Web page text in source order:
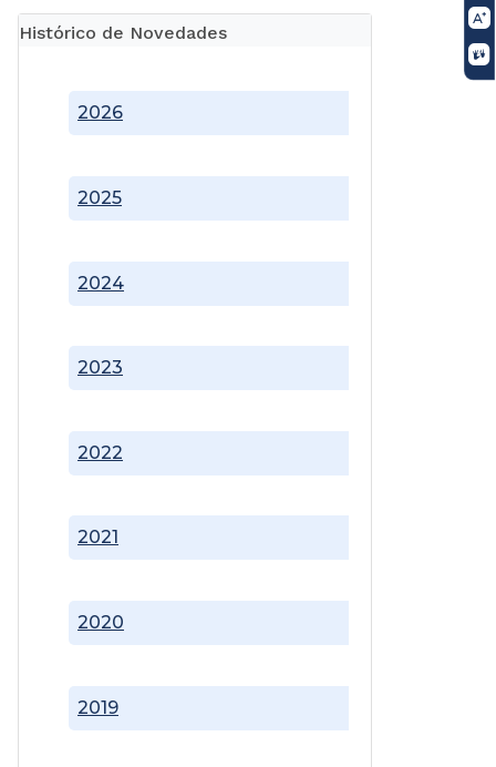
Histórico de Novedades
2019
2020
2021
2022
2023
2024
2025
2026